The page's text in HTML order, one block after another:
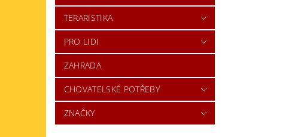
TERARISTIKA
PRO LIDI
ZAHRADA
CHOVATELSKÉ POTŘEBY
ZNAČKY